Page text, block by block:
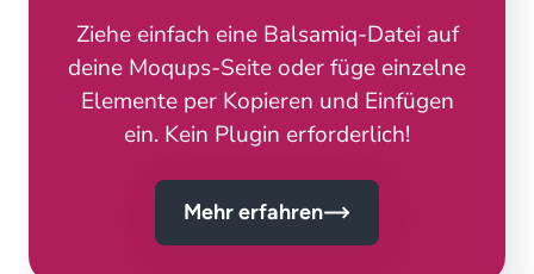
Ziehe einfach eine Balsamiq-Datei auf
deine Moqups-Seite oder füge einzelne
Elemente per Kopieren und Einfügen
ein. Kein Plugin erforderlich!
Mehr erfahren